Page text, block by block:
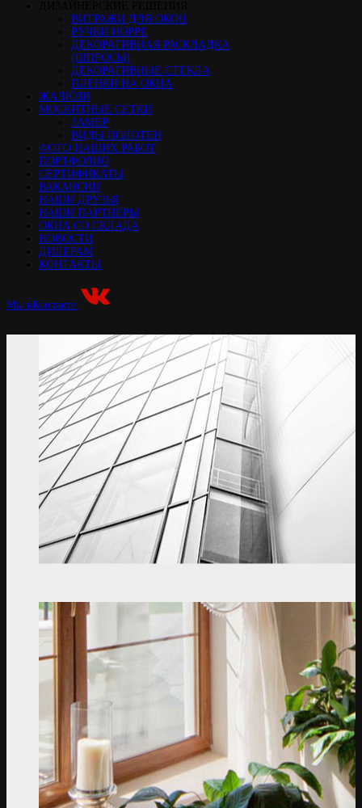
ВИТРАЖИ ДЛЯ ОКОН
РУЧКИ HOPPE
ДЕКОРАТИВНАЯ РАСКЛАДКА
(ШПРОСЫ)
ДЕКОРАТИВНЫЕ СТЕКЛА
ПЛЕНКИ НА ОКНА
ЖАЛЮЗИ
МОСКИТНЫЕ СЕТКИ
ЗАМЕР
ВИДЫ ПОЛОТЕН
ФОТО НАШИХ РАБОТ
ПОРТФОЛИО
СЕРТИФИКАТЫ
ВАКАНСИИ
НАШИ ДРУЗЬЯ
НАШИ ПАРТНЕРЫ
ОКНА СО СКЛАДА
НОВОСТИ
ДИЛЕРАМ
КОНТАКТЫ
Мы вКонтакте